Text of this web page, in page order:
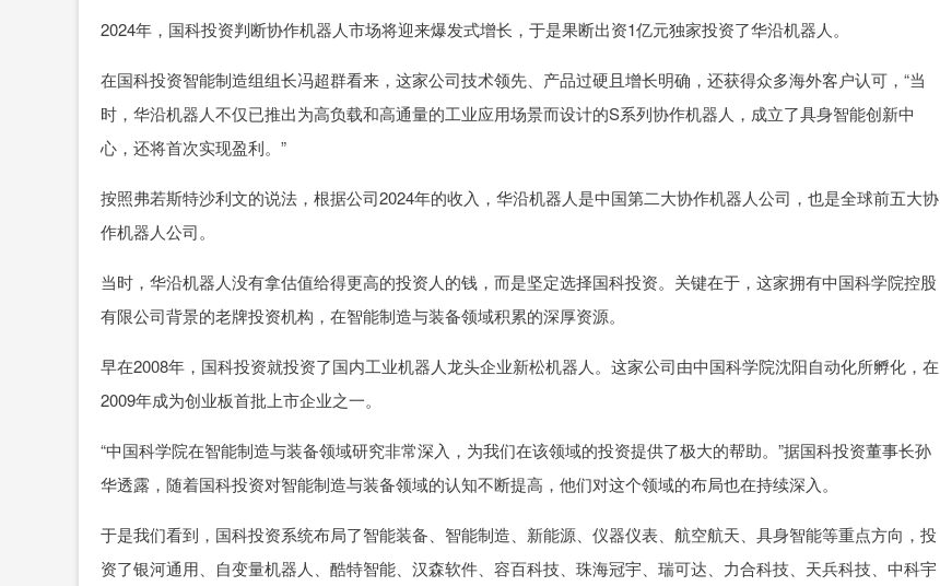
2024年，国科投资判断协作机器人市场将迎来爆发式增长，于是果断出资1亿元独家投资了华沿机器人。
在国科投资智能制造组组长冯超群看来，这家公司技术领先、产品过硬且增长明确，还获得众多海外客户认可，“当
时，华沿机器人不仅已推出为高负载和高通量的工业应用场景而设计的S系列协作机器人，成立了具身智能创新中
心，还将首次实现盈利。”
按照弗若斯特沙利文的说法，根据公司2024年的收入，华沿机器人是中国第二大协作机器人公司，也是全球前五大协
作机器人公司。
当时，华沿机器人没有拿估值给得更高的投资人的钱，而是坚定选择国科投资。关键在于，这家拥有中国科学院控股
有限公司背景的老牌投资机构，在智能制造与装备领域积累的深厚资源。
早在2008年，国科投资就投资了国内工业机器人龙头企业新松机器人。这家公司由中国科学院沈阳自动化所孵化，在
2009年成为创业板首批上市企业之一。
“中国科学院在智能制造与装备领域研究非常深入，为我们在该领域的投资提供了极大的帮助。”据国科投资董事长孙
华透露，随着国科投资对智能制造与装备领域的认知不断提高，他们对这个领域的布局也在持续深入。
于是我们看到，国科投资系统布局了智能装备、智能制造、新能源、仪器仪表、航空航天、具身智能等重点方向，投
资了银河通用、自变量机器人、酷特智能、汉森软件、容百科技、珠海冠宇、瑞可达、力合科技、天兵科技、中科宇